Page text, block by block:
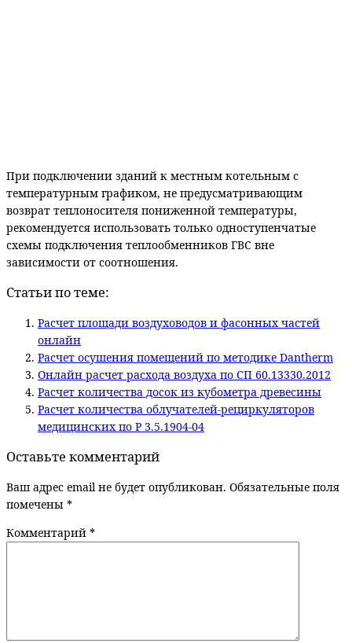
При подключении зданий к местным котельным с
температурным графиком, не предусматривающим
возврат теплоносителя пониженной температуры,
рекомендуется использовать только одноступенчатые
схемы подключения теплообменников ГВС вне
зависимости от соотношения.
Статьи по теме:
Расчет площади воздуховодов и фасонных частей
онлайн
Расчет осушения помещений по методике Dantherm
Онлайн расчет расхода воздуха по СП 60.13330.2012
Расчет количества досок из кубометра древесины
Расчет количества облучателей-рециркуляторов
медицинских по Р 3.5.1904-04
Оставьте комментарий
Ваш адрес email не будет опубликован. Обязательные поля
помечены *
Комментарий *